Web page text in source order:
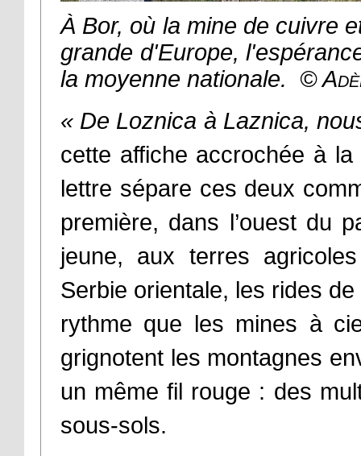
À Bor, où la mine de cuivre
grande d'Europe,
la moyenne nationale. ©
« De Loznica à Laznica,
cette affiche accrochée à la
lettre sépare ces deux
première, dans l’ouest du
jeune, aux terres
Serbie orientale, les rides
rythme que les mines à
grignotent les montagnes
un même fil rouge : des
sous-sols.